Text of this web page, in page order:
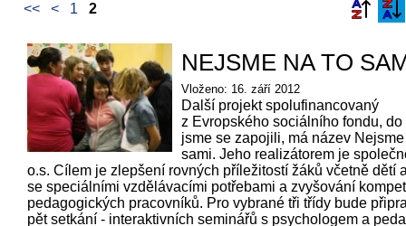
<< < 1 2
NEJSME NA TO
Vloženo: 16. září 2012
Další projekt spolufinancovaný
z Evropského sociálního fondu, do
jsme se zapojili, má název
sami. Jeho realizátorem je
o.s. Cílem je zlepšení rovných příležitostí žáků včetně dětí
se speciálními vzdělávacími potřebami a zvyšování
pedagogických pracovníků. Pro vybrané tři třídy bude
pět setkání - interaktivních seminářů s psychologem a